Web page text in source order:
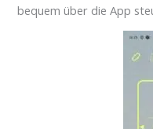
bequem über die App